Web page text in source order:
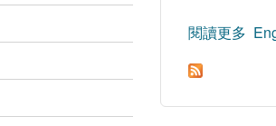
閱讀更多 關